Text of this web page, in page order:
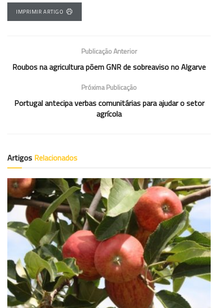
IMPRIMIR ARTIGO
Publicação Anterior
Roubos na agricultura põem GNR de sobreaviso no Algarve
Próxima Publicação
Portugal antecipa verbas comunitárias para ajudar o setor
agrícola
Artigos Relacionados